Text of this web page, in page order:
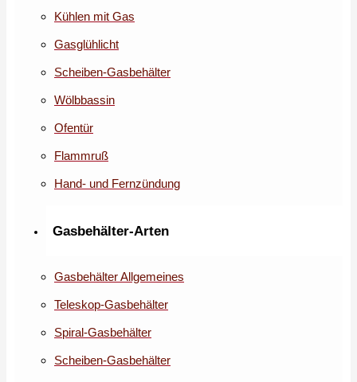
Kühlen mit Gas
Gasglühlicht
Scheiben-Gasbehälter
Wölbbassin
Ofentür
Flammruß
Hand- und Fernzündung
Gasbehälter-Arten
Gasbehälter Allgemeines
Teleskop-Gasbehälter
Spiral-Gasbehälter
Scheiben-Gasbehälter